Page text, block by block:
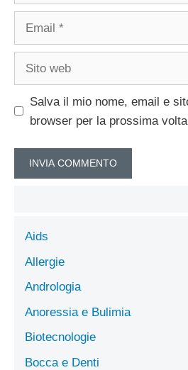
Email
Sito
Salva il mio nome, email e
browser per la prossima
Aids
Allergie
Andrologia
Anoressia e Bulimia
Biotecnologie
Bocca e Denti